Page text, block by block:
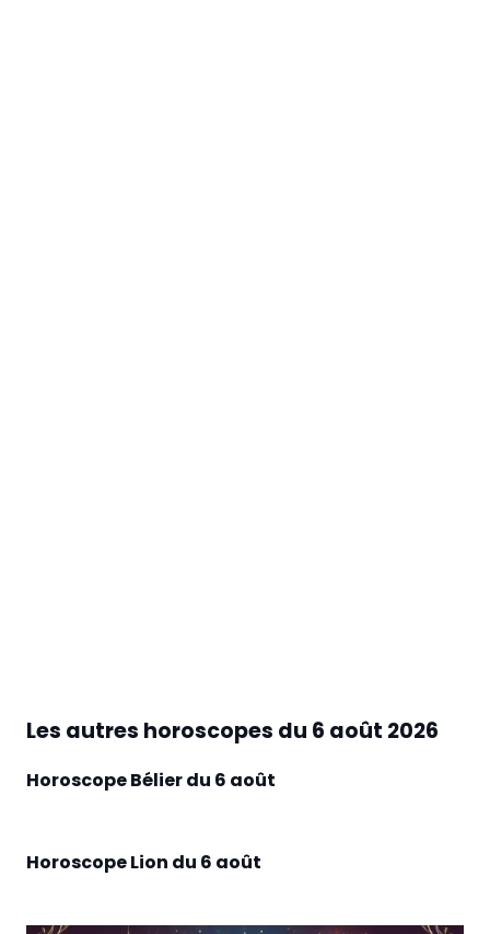
Les autres horoscopes du 6 août 2026
Horoscope Bélier du 6 août
Horoscope Lion du 6 août